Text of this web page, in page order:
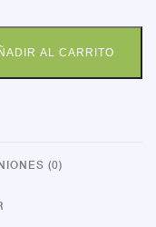
AL CARRITO
(0)